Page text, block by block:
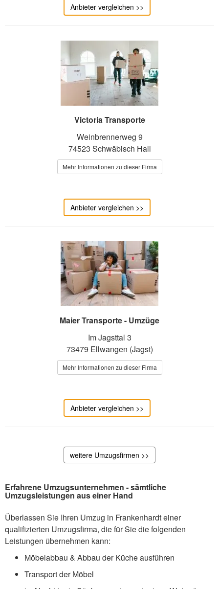
Anbieter vergleichen >>
Victoria Transporte
Weinbrennerweg 9
74523 Schwäbisch Hall
Mehr Informationen zu dieser Firma
Anbieter vergleichen >>
Maier Transporte - Umzüge
Im Jagsttal 3
73479 Ellwangen (Jagst)
Mehr Informationen zu dieser Firma
Anbieter vergleichen >>
weitere Umzugsfirmen >>
Erfahrene Umzugsunternehmen - sämtliche
Umzugsleistungen aus einer Hand
Überlassen Sie Ihren Umzug in Frankenhardt einer
qualifizierten Umzugsfirma, die für Sie die folgenden
Leistungen übernehmen kann:
Möbelabbau & Abbau der Küche ausführen
Transport der Möbel